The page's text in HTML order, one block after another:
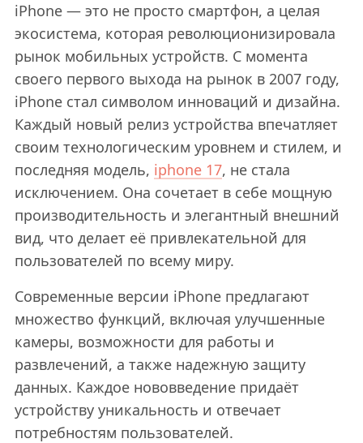
iPhone — это не просто смартфон, а целая
экосистема, которая революционизировала
рынок мобильных устройств. С момента
своего первого выхода на рынок в 2007 году,
iPhone стал символом инноваций и дизайна.
Каждый новый релиз устройства впечатляет
своим технологическим уровнем и стилем, и
последняя модель, iphone 17, не стала
исключением. Она сочетает в себе мощную
производительность и элегантный внешний
вид, что делает её привлекательной для
пользователей по всему миру.
Современные версии iPhone предлагают
множество функций, включая улучшенные
камеры, возможности для работы и
развлечений, а также надежную защиту
данных. Каждое нововведение придаёт
устройству уникальность и отвечает
потребностям пользователей.